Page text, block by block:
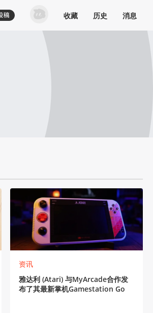
收藏 历史 消息
资讯
雅达利 (Atari) 与MyArcade合作发
布了其最新掌机Gamestation Go